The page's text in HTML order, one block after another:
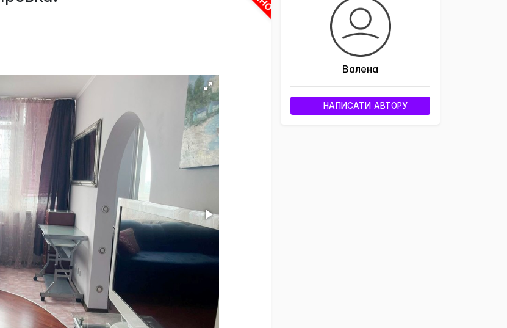
Валена
НАПИСАТИ АВТОРУ